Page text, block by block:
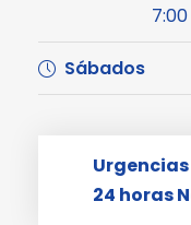
Sábados
Urgencias
24 horas